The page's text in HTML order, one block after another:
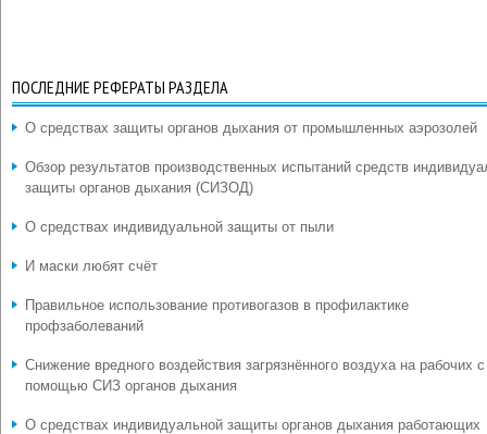
ПОСЛЕДНИЕ РЕФЕРАТЫ РАЗДЕЛА
О средствах защиты органов дыхания от промышленных аэрозолей
Обзор результатов производственных испытаний средств
защиты органов дыхания (СИЗОД)
О средствах индивидуальной защиты от пыли
И маски любят счёт
Правильное использование противогазов в профилактике
профзаболеваний
Снижение вредного воздействия загрязнённого воздуха на рабочих с
помощью СИЗ органов дыхания
О средствах индивидуальной защиты органов дыхания работающих